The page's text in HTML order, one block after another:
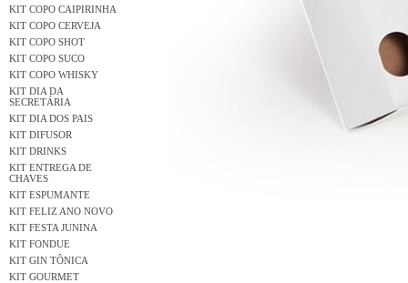
KIT COPO CAIPIRINHA
KIT COPO CERVEJA
KIT COPO SHOT
KIT COPO SUCO
KIT COPO WHISKY
KIT DIA DA
SECRETÁRIA
KIT DIA DOS PAIS
KIT DIFUSOR
KIT DRINKS
KIT ENTREGA DE
CHAVES
KIT ESPUMANTE
KIT FELIZ ANO NOVO
KIT FESTA JUNINA
KIT FONDUE
KIT GIN TÔNICA
KIT GOURMET